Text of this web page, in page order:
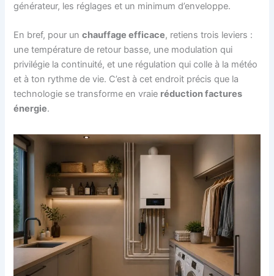
générateur, les réglages et un minimum d’enveloppe.
En bref, pour unchauffage efficace, retiens trois leviers :
une température de retour basse, une modulation qui
privilégie la continuité, et une régulation qui colle à la météo
et à ton rythme de vie. C’est à cet endroit précis que la
technologie se transforme en vraie réduction factures
énergie.